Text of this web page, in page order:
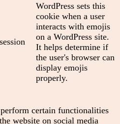
session
WordPress sets this
cookie when a user
interacts with emojis
on a WordPress site.
It helps determine if
the user's browser can
display emojis
properly.
certain functionalities
website on social media